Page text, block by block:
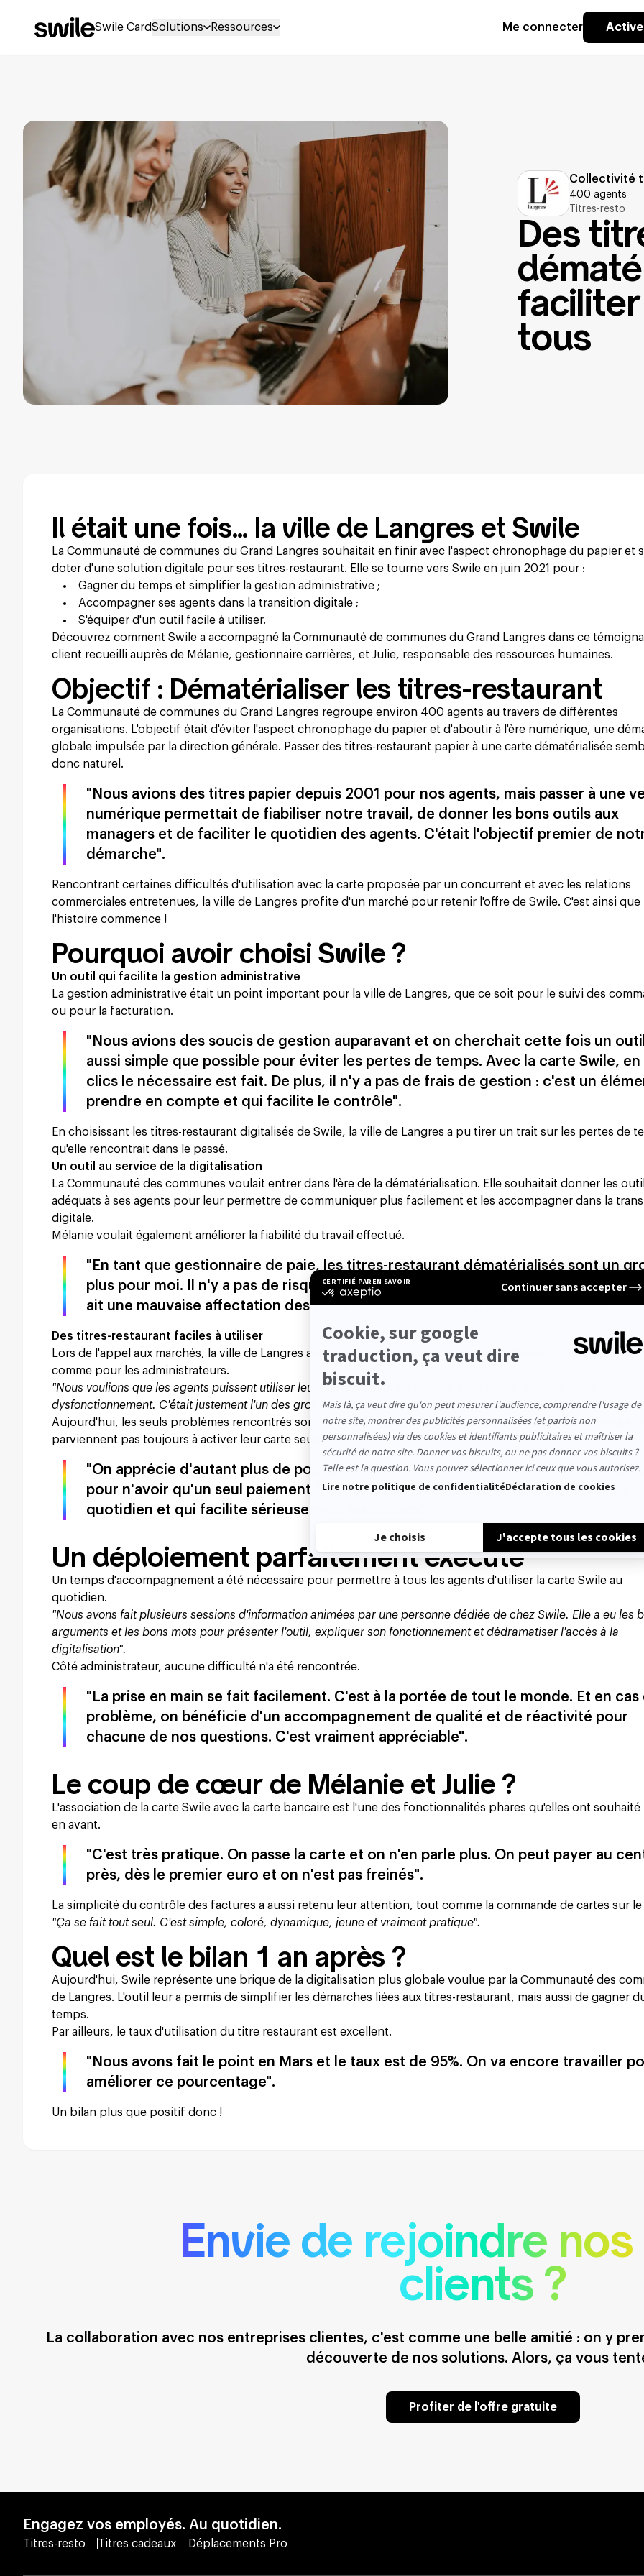
Swile CardSolutions Ressources Me connecter
Collectivité
400 agents
Titres-resto
Ville
Des
tous
Il était une fois… la ville de Langres et Swile
La Communauté de communes du Grand Langres souhaitait en finir avec l'aspect chronophage du papier et
doter d'une solution digitale pour ses titres-restaurant. Elle se tourne vers Swile en juin 2021 pour :
Gagner du temps et simplifier la gestion administrative ;
Accompagner ses agents dans la transition digitale ;
S'équiper d'un outil facile à utiliser.
Découvrez comment Swile a accompagné la Communauté de communes du Grand Langres dans ce
client recueilli auprès de Mélanie, gestionnaire carrières, et Julie, responsable des ressources humaines.
Objectif : Dématérialiser les titres-restaurant
La Communauté de communes du Grand Langres regroupe environ 400 agents au travers de différentes
organisations. L'objectif était d'éviter l'aspect chronophage du papier et d'aboutir à l'ère numérique, une
globale impulsée par la direction générale. Passer des titres-restaurant papier à une carte dématérialisée
donc naturel.
"Nous avions des titres papier depuis 2001 pour nos agents, mais passer à une
numérique permettait de fiabiliser notre travail, de donner les bons outils aux
managers et de faciliter le quotidien des agents. C'était l'objectif premier de
démarche".
Rencontrant certaines difficultés d'utilisation avec la carte proposée par un concurrent et avec les relations
commerciales entretenues, la ville de Langres profite d'un marché pour retenir l'offre de Swile. C'est ainsi que
l'histoire commence !
Pourquoi avoir choisi Swile ?
Un outil qui facilite la gestion administrative
La gestion administrative était un point important pour la ville de Langres, que ce soit pour le suivi des
ou pour la facturation.
"Nous avions des soucis de gestion auparavant et on cherchait cette fois un outil
aussi simple que possible pour éviter les pertes de temps. Avec la carte Swile, en
clics le nécessaire est fait. De plus, il n'y a pas de frais de gestion : c'est un
prendre en compte et qui facilite le contrôle".
En choisissant les titres-restaurant digitalisés de Swile, la ville de Langres a pu tirer un trait sur les pertes de
qu'elle rencontrait dans le passé.
Un outil au service de la digitalisation
La Communauté des communes voulait entrer dans l'ère de la dématérialisation. Elle souhaitait donner les
adéquats à ses agents pour leur permettre de communiquer plus facilement et les accompagner dans la
digitale.
Mélanie voulait également améliorer la fiabilité du travail effectué.
"En tant que gestionnaire de paie, les titres-restaurant dématérialisés sont un
plus pour moi. Il n'y a pas de risque que les colis soient perdus dans le transit ou
ait une mauvaise affectation des titres papier. C'est une vraie sécurisation".
Des titres-restaurant faciles à utiliser
Lors de l'appel aux marchés, la ville de Langres avait besoin d'une solution simple d'utilisation, pour les agents
comme pour les administrateurs.
"Nous voulions que les agents puissent utiliser leurs titres-restaurant partout, sans risque de refus ou de
dysfonctionnement. C'était justement l'un des gros défauts de la solution que nous avions auparavant".
Aujourd'hui, les seuls problèmes rencontrés sont liés à des agents nouvellement arrivés dans le service qui ne
parviennent pas toujours à activer leur carte seuls.
"On apprécie d'autant plus de pouvoir associer une carte bancaire à la carte Swile
pour n'avoir qu'un seul paiement final. C'est un luxe qui est devenu agréable au
quotidien et qui facilite sérieusement les choses".
Un déploiement parfaitement exécuté
Un temps d'accompagnement a été nécessaire pour permettre à tous les agents d'utiliser la carte Swile au
quotidien.
"Nous avons fait plusieurs sessions d'information animées par une personne dédiée de chez Swile. Elle a eu les
arguments et les bons mots pour présenter l'outil, expliquer son fonctionnement et dédramatiser l'accès à la
digitalisation".
Côté administrateur, aucune difficulté n'a été rencontrée.
"La prise en main se fait facilement. C'est à la portée de tout le monde. Et en cas
problème, on bénéficie d'un accompagnement de qualité et de réactivité pour
chacune de nos questions. C'est vraiment appréciable".
Le coup de cœur de Mélanie et Julie ?
L'association de la carte Swile avec la carte bancaire est l'une des fonctionnalités phares qu'elles ont
en avant.
"C'est très pratique. On passe la carte et on n'en parle plus. On peut payer au
près, dès le premier euro et on n'est pas freinés".
La simplicité du contrôle des factures a aussi retenu leur attention, tout comme la commande de cartes sur le
"Ça se fait tout seul. C'est simple, coloré, dynamique, jeune et vraiment pratique".
Quel est le bilan 1 an après ?
Aujourd'hui, Swile représente une brique de la digitalisation plus globale voulue par la Communauté des
de Langres. L'outil leur a permis de simplifier les démarches liées aux titres-restaurant, mais aussi de gagner
temps.
Par ailleurs, le taux d'utilisation du titre restaurant est excellent.
"Nous avons fait le point en Mars et le taux est de 95%. On va encore travailler
améliorer ce pourcentage".
Un bilan plus que positif donc !
Envie de rejoindre
clients ?
La collaboration avec nos entreprises clientes, c'est comme une belle amitié : on y
découverte de nos solutions. Alors, ça vous
Profiter de l'offre gratuite
Engagez vos employés. Au quotidien.
Titres-resto Titres cadeaux
Déplacements Pro